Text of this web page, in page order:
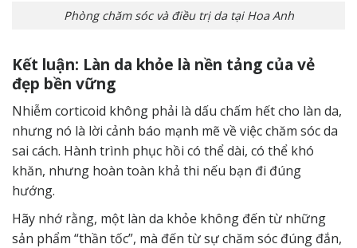
Phòng chăm sóc và điều trị da tại Hoa Anh
Kết luận: Làn da khỏe là nền tảng của vẻ
đẹp bền vững
Nhiễm corticoid không phải là dấu chấm hết cho làn da,
nhưng nó là lời cảnh báo mạnh mẽ về việc chăm sóc da
sai cách. Hành trình phục hồi có thể dài, có thể khó
khăn, nhưng hoàn toàn khả thi nếu bạn đi đúng
hướng.
Hãy nhớ rằng, một làn da khỏe không đến từ những
sản phẩm “thần tốc”, mà đến từ sự chăm sóc đúng đắn,